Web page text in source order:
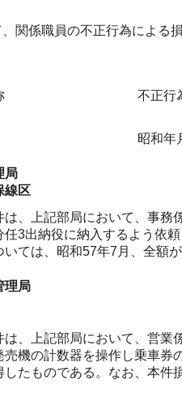
関係職員の不正行為による
不正行
昭和年
局
線区
は、上記部局において、事務
任3出納役に納入するよう依
いては、昭和57年7月、全額
理局
は、上記部局において、営業
売機の計数器を操作し乗車券
したものである。なお、本件